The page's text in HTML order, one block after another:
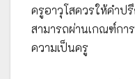
ครูอาวุโสควรให้คำป
สามารถผ่านเกณฑ์กา
ความเป็นครู